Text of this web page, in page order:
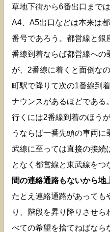
草地下街から6番出口まで
A4、A5出口などは本来は
番号であろう。都営線と銀
番線到着ならば都営線への
が、2番線に着くと面倒な
町駅で降りて次の1番線到
ナウンスがあるほどである
行くには2番線到着のほう
うならば一番先頭の車両
武線に至っては直接の接続
となく都営線と東武線をつ
間の連絡通路もないから
たとえ連絡通路があっても
り、階段を昇り降りさせ
べての希望を捨てねばなら